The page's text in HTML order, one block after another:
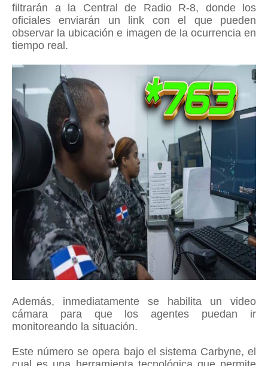
filtrarán a la Central de Radio R-8, donde los
oficiales enviarán un link con el que pueden
observar la ubicación e imagen de la ocurrencia en
tiempo real.
Además, inmediatamente se habilita un video
cámara para que los agentes puedan ir
monitoreando la situación.
Este número se opera bajo el sistema Carbyne, el